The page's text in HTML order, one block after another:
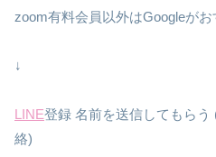
zoom有料会員以外はGoogleがお
↓
LINE登録 名前を送信してもらう
絡)